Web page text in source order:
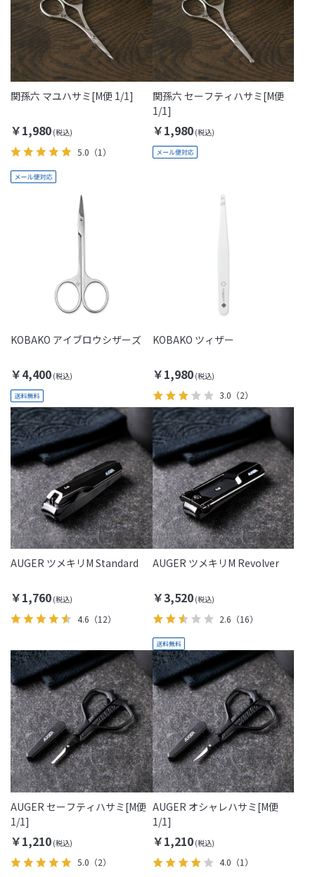
関孫六 マユハサミ[M便 1/1]
￥1,980
5.0 （1）
関孫六 セーフティハサミ[M便
1/1]
￥1,980
KOBAKO アイブロウシザーズ
￥4,400
KOBAKO ツィザー
￥1,980
3.0 （2）
AUGER ツメキリM Standard
￥1,760
4.6 （12）
AUGER ツメキリM Revolver
￥3,520
2.6 （16）
AUGER セーフティハサミ[M便
1/1]
￥1,210
5.0 （2）
AUGER オシャレハサミ[M便
1/1]
￥1,210
4.0 （1）